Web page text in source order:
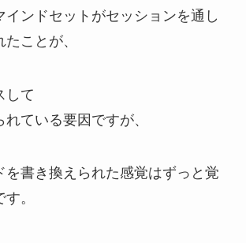
インドセットがセッションを通し
ことが、
して
れている要因ですが、
を書き換えられた感覚はずっと覚
。